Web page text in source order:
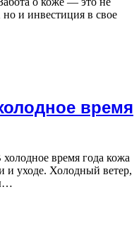
и инвестиция в свое
время
время года кожа
и уходе. Холодный ветер,